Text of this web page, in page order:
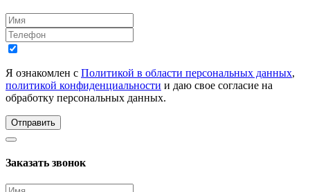
Я ознакомлен с Политикой в области персональных данных,
политикой конфиденциальности и даю свое согласие на
обработку персональных данных.
Отправить
Заказать звонок